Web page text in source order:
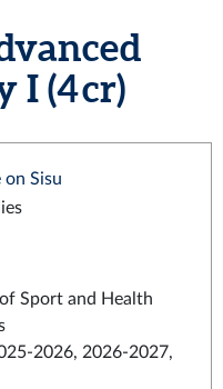
I (4 cr)
Sisu
Sport and Health
2026, 2026-2027,